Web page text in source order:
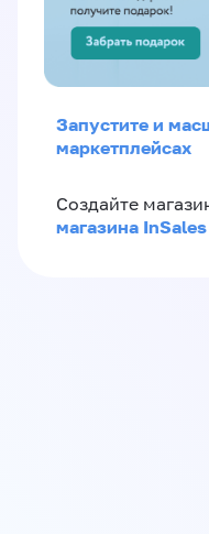
Запустите и
маркетплейсах
Создайте
магазина InSales